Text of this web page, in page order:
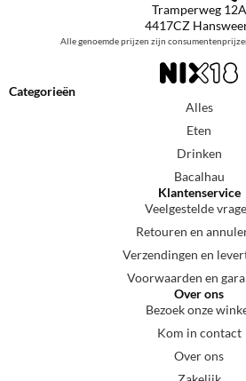
Tramperweg 12A
4417CZ
Alle genoemde prijzen zijn
Categorieën
Alles
Eten
Drinken
Bacalhau
Klantenservice
Veelgestelde
Retouren en
Verzendingen en
Voorwaarden en
Over ons
Bezoek onze
Kom in contact
Over ons